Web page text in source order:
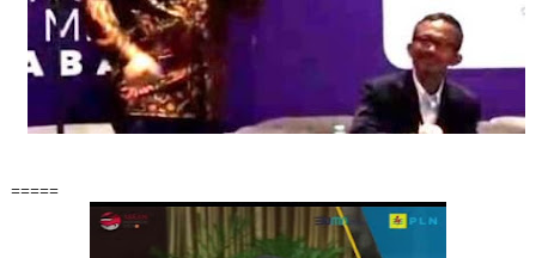
=====